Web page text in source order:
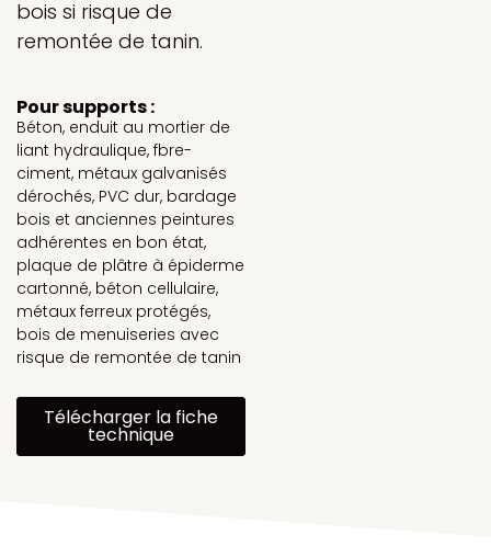
bois si risque de
remontée de tanin.
Pour supports :
Béton, enduit au mortier de
liant hydraulique, fbre-
ciment, métaux galvanisés
dérochés, PVC dur, bardage
bois et anciennes peintures
adhérentes en bon état,
plaque de plâtre à épiderme
cartonné, béton cellulaire,
métaux ferreux protégés,
bois de menuiseries avec
risque de remontée de tanin
Télécharger la fiche
technique